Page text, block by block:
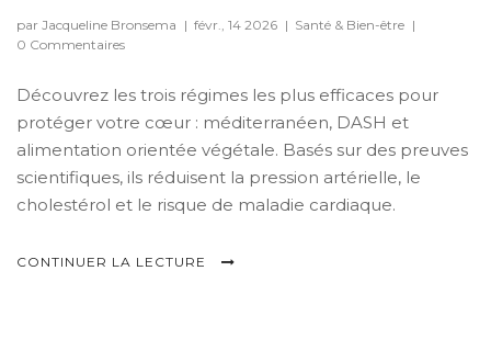
par Jacqueline Bronsema | févr., 14 2026 | Santé & Bien-être |
0 Commentaires
Découvrez les trois régimes les plus efficaces pour
protéger votre cœur : méditerranéen, DASH et
alimentation orientée végétale. Basés sur des preuves
scientifiques, ils réduisent la pression artérielle, le
cholestérol et le risque de maladie cardiaque.
CONTINUER LA LECTURE